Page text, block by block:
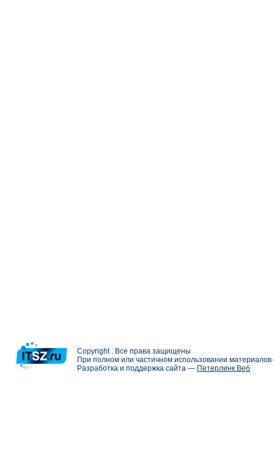
Copyright . Все права защищены
При полном или частичном использовании
Разработка и поддержка сайта — Петерлинк Веб